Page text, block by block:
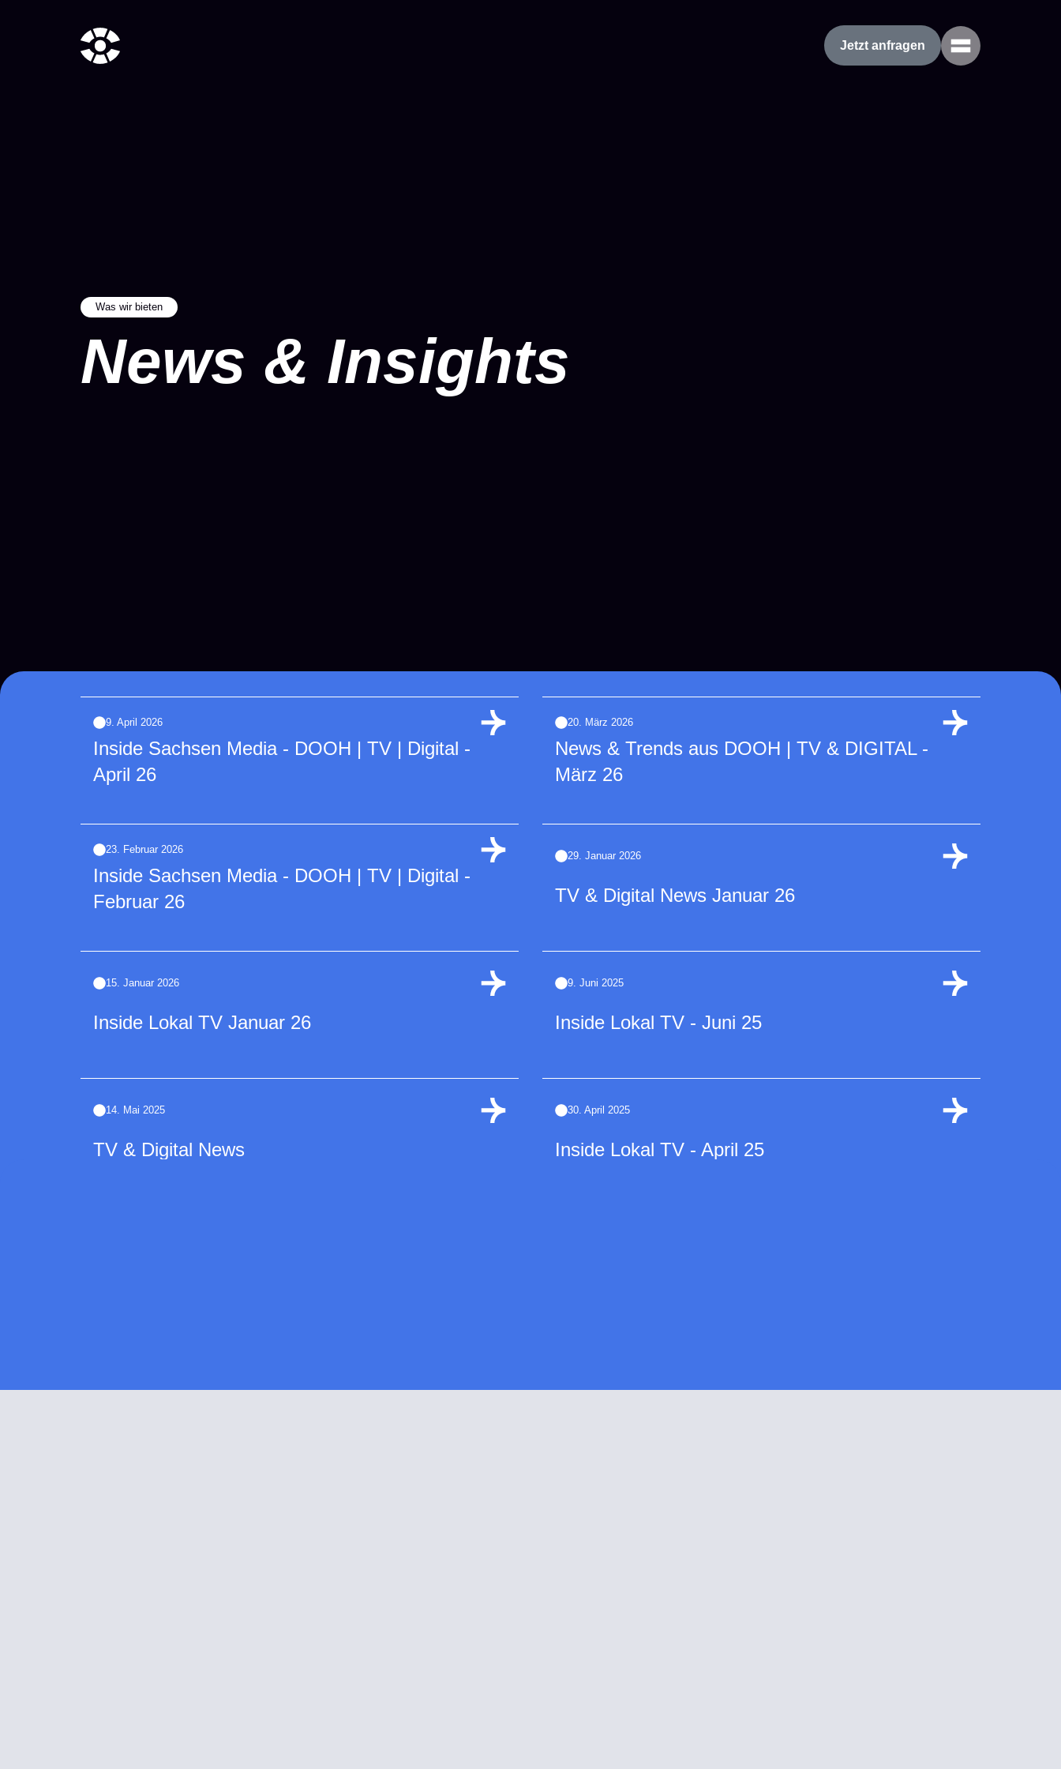
Jetzt anfragen
Was wir bieten
News & Insights
9. April 2026
Inside Sachsen Media - DOOH | TV | Digital -
April 26
20. März 2026
News & Trends aus DOOH | TV & DIGITAL -
März 26
23. Februar 2026
Inside Sachsen Media - DOOH | TV | Digital -
Februar 26
29. Januar 2026
TV & Digital News Januar 26
15. Januar 2026
Inside Lokal TV Januar 26
9. Juni 2025
Inside Lokal TV - Juni 25
14. Mai 2025
TV & Digital News
30. April 2025
Inside Lokal TV - April 25